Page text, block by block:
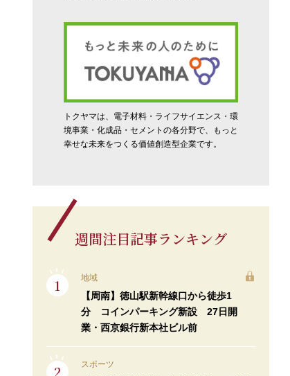
トクヤマは、電子材料・ライフサイエンス・環
境事業・化成品・セメントの各分野で、もっと
幸せな未来をつくる価値創造型企業です。
週間注目記事ランキング
地域
【周南】徳山駅新幹線口から徒歩1
分 コインパーキング新設 27日開
業・西京銀行新本社ビル前
スポーツ